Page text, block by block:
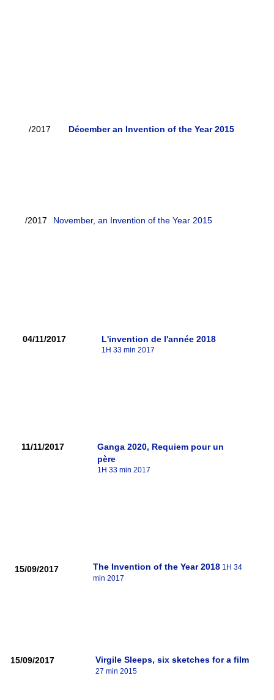
/2017 November, an Invention of the Year 2015
Décember an Invention of the Year 2015
/2017
L'invention de l'année 2018
1H 33 min 2017
04/11/2017
Ganga 2020, Requiem pour un
père
1H 33 min 2017
11/11/2017
15/09/2017
15/09/2017
The Invention of the Year 2018 1H 34
min 2017
Virgile Sleeps, six sketches for a film
27 min 2015